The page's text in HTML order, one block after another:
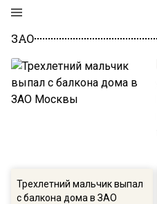
ЗАО
Трехлетний мальчик выпал
с балкона дома в ЗАО